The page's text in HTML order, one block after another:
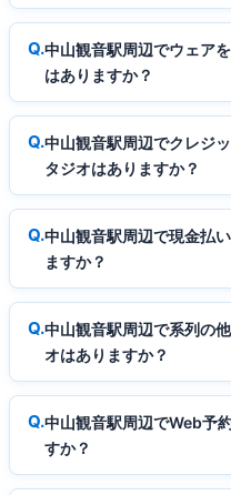
中山観音駅周辺でウェア
はありますか？
中山観音駅周辺でクレジ
タジオはありますか？
中山観音駅周辺で現金払
ますか？
中山観音駅周辺で系列の
オはありますか？
中山観音駅周辺でWeb予
すか？